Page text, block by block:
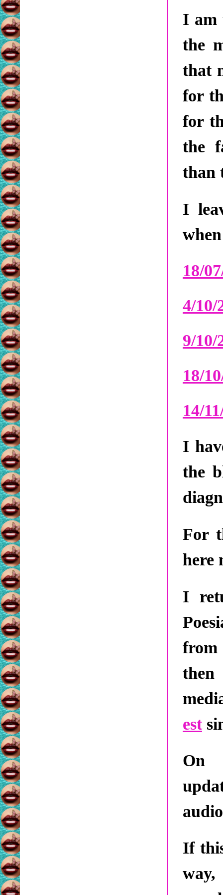
I am
the
that
for
for
the
than
I
18/
4/10/
9/10/
18/
14/
I
the
For
here
I
from
est
If
way,